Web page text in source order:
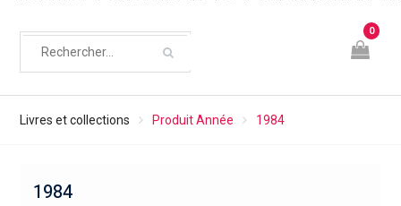
0
Livres et collections Produit Année 1984
1984